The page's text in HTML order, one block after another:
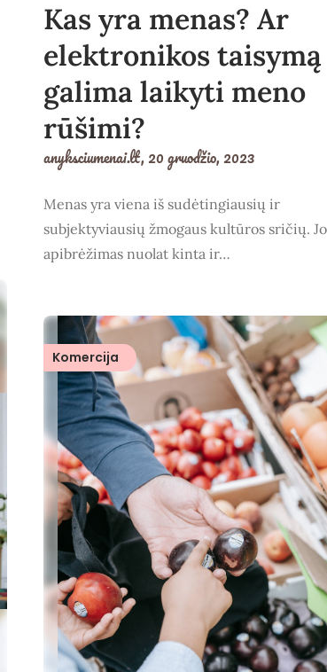
Kas yra menas? Ar
elektronikos taisymą
galima laikyti meno
rūšimi?
anyksciumenai.lt,20 gruodžio, 2023
Menas yra viena iš sudėtingiausių ir
subjektyviausių žmogaus kultūros sričių. Jo
apibrėžimas nuolat kinta ir…
Komercija